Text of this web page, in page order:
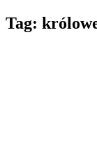
Tag: